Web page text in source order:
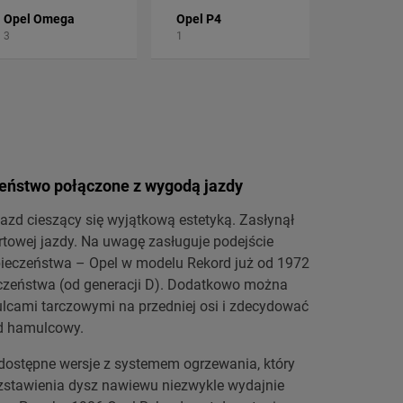
Opel Omega
3
Opel P4
1
połączone z wygodą jazdy
cieszący się wyjątkową estetyką. Zasłynął
jazdy. Na uwagę zasługuje podejście
– Opel w modelu Rekord już od 1972
(od generacji D). Dodatkowo można
tarczowymi na przedniej osi i zdecydować
hamulcowy.
wersje z systemem ogrzewania, który
dysz nawiewu niezwykle wydajnie